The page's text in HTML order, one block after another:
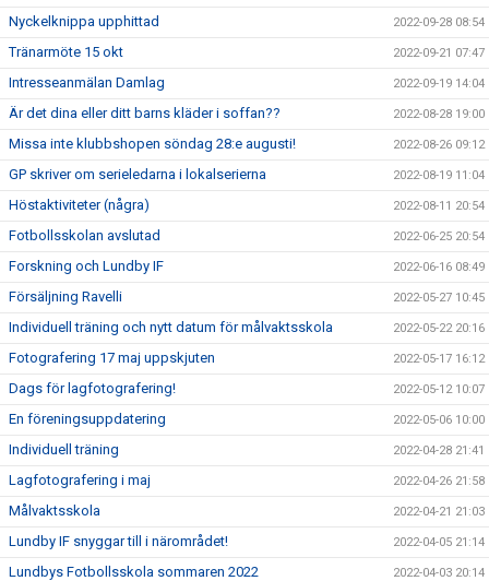
Nyckelknippa upphittad 2022-09-28 08:54
Tränarmöte 15 okt 2022-09-21 07:47
Intresseanmälan Damlag 2022-09-19 14:04
Är det dina eller ditt barns kläder i soffan?? 2022-08-28 19:00
Missa inte klubbshopen söndag 28:e augusti! 2022-08-26 09:12
GP skriver om serieledarna i lokalserierna 2022-08-19 11:04
Höstaktiviteter (några) 2022-08-11 20:54
Fotbollsskolan avslutad 2022-06-25 20:54
Forskning och Lundby IF 2022-06-16 08:49
Försäljning Ravelli 2022-05-27 10:45
Individuell träning och nytt datum för målvaktsskola 2022-05-22 20:16
Fotografering 17 maj uppskjuten 2022-05-17 16:12
Dags för lagfotografering! 2022-05-12 10:07
En föreningsuppdatering 2022-05-06 10:00
Individuell träning 2022-04-28 21:41
Lagfotografering i maj 2022-04-26 21:58
Målvaktsskola 2022-04-21 21:03
Lundby IF snyggar till i närområdet! 2022-04-05 21:14
Lundbys Fotbollsskola sommaren 2022 2022-04-03 20:14